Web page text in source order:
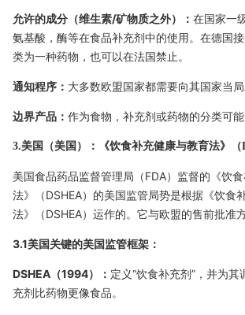
允许的成分（维生素/矿物质之外）： 在国家一
氨基酸，酶等在食品补充剂中的使用。在德国
类为一种药物，也可以在法国禁止。
通知程序： 大多数欧盟国家都需要向其国家当局
边界产品： 作为食物，补充剂或药物的分类可能
3.美国（美国）：《饮食补充健康与教育法》（
美国食品药品监督管理局（FDA）监督的《饮
法》（DSHEA）的美国监管局势是根据《饮食
法》（DSHEA）运作的。它与欧盟的售前批准
3.1美国关键的美国监管框架：
DSHEA（1994）： 定义“饮食补充剂”，并为
充剂比药物更像食品。